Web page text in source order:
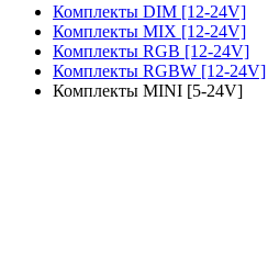
Комплекты DIM [12-24V]
Комплекты MIX [12-24V]
Комплекты RGB [12-24V]
Комплекты RGBW [12-24V]
Комплекты MINI [5-24V]